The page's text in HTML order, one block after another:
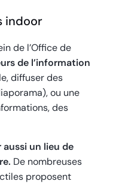
indoor
de l’Office de
de l’information
diffuser des
ou une
des
un lieu de
De nombreuses
proposent